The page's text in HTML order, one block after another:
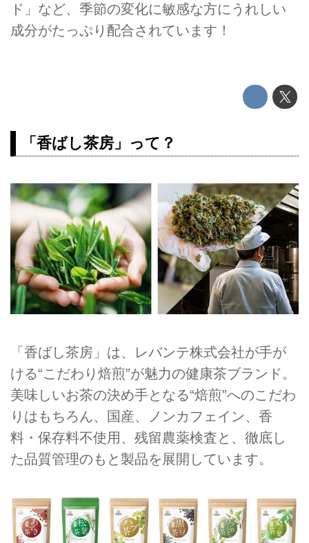
ド」など、季節の変化に敏感な方にうれしい
成分がたっぷり配合されています！
「香ばし茶房」って？
「香ばし茶房」は、レバンテ株式会社が手が
ける“こだわり焙煎”が魅力の健康茶ブランド。
美味しいお茶の決め手となる“焙煎”へのこだわ
りはもちろん、国産、ノンカフェイン、香
料・保存料不使用、残留農薬検査と、徹底し
た品質管理のもと製品を展開しています。